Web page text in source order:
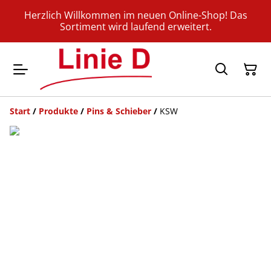
Herzlich Willkommen im neuen Online-Shop! Das
Sortiment wird laufend erweitert.
Start / Produkte / Pins & Schieber / KSW